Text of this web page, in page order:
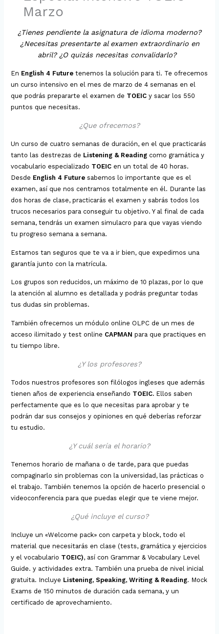
Marzo
¿Tienes pendiente la asignatura de idioma moderno?
¿Necesitas presentarte al examen extraordinario en
abril? ¿O quizás necesitas convalidarlo?
En English 4 Future tenemos la solución para ti. Te ofrecemos
un curso intensivo en el mes de marzo de 4 semanas en el
que podrás prepararte el examen de TOEIC y sacar los 550
puntos que necesitas.
¿Que ofrecemos?
Un curso de cuatro semanas de duración, en el que practicarás
tanto las destrezas de Listening & Reading como gramática y
vocabulario especializado TOEIC en un total de 40 horas.
Desde English 4 Future sabemos lo importante que es el
examen, así que nos centramos totalmente en él. Durante las
dos horas de clase, practicarás el examen y sabrás todos los
trucos necesarios para conseguir tu objetivo. Y al final de cada
semana, tendrás un examen simulacro para que vayas viendo
tu progreso semana a semana.
Estamos tan seguros que te va a ir bien, que expedimos una
garantía junto con la matrícula.
Los grupos son reducidos, un máximo de 10 plazas, por lo que
la atención al alumno es detallada y podrás preguntar todas
tus dudas sin problemas.
También ofrecemos un módulo online OLPC de un mes de
acceso ilimitado y test online CAPMAN para que practiques en
tu tiempo libre.
¿Y los profesores?
Todos nuestros profesores son filólogos ingleses que además
tienen años de experiencia enseñando TOEIC. Ellos saben
perfectamente que es lo que necesitas para aprobar y te
podrán dar sus consejos y opiniones en qué deberías reforzar
tu estudio.
¿Y cuál sería el horario?
Tenemos horario de mañana o de tarde, para que puedas
compaginarlo sin problemas con la universidad, las prácticas o
el trabajo. También tenemos la opción de hacerlo presencial o
videoconferencia para que puedas elegir que te viene mejor.
¿Qué incluye el curso?
Incluye un «Welcome pack» con carpeta y block, todo el
material que necesitarás en clase (tests, gramática y ejercicios
y el vocabulario TOEIC), así con Grammar & Vocabulary Level
Guide. y actividades extra. También una prueba de nivel inicial
gratuita. Incluye Listening, Speaking, Writing & Reading. Mock
Exams de 150 minutos de duración cada semana, y un
certificado de aprovechamiento.